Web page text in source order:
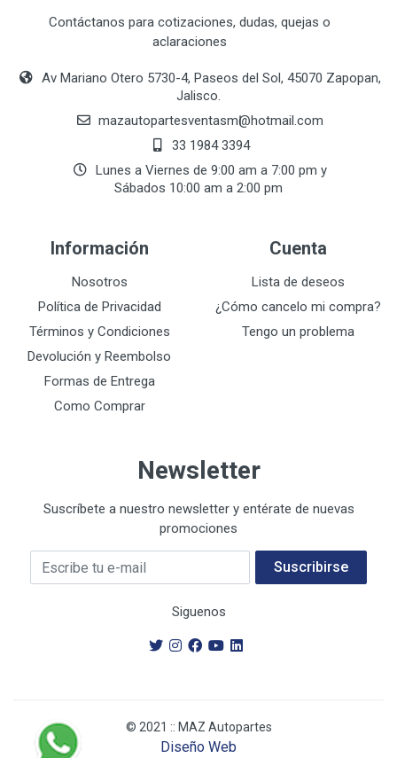
Contáctanos para cotizaciones, dudas, quejas o
aclaraciones
Av Mariano Otero 5730-4, Paseos del Sol, 45070 Zapopan,
Jalisco.
mazautopartesventasmӏ@hotmail.com
33 1984 3394
Lunes a Viernes de 9:00 am a 7:00 pm y
Sábados 10:00 am a 2:00 pm
Información
Nosotros
Política de Privacidad
Términos y Condiciones
Devolución y Reembolso
Formas de Entrega
Como Comprar
Cuenta
Lista de deseos
¿Cómo cancelo mi compra?
Tengo un problema
Newsletter
Suscríbete a nuestro newsletter y entérate de nuevas
promociones
Su E-mail Suscribirse
Siguenos
© 2021 :: MAZ Autopartes
Diseño Web